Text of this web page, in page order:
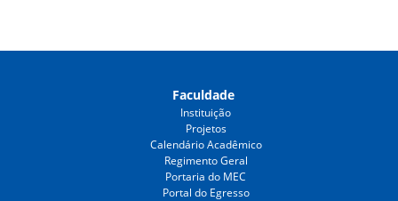
Faculdade
Instituição
Projetos
Calendário Acadêmico
Regimento Geral
Portaria do MEC
Portal do Egresso